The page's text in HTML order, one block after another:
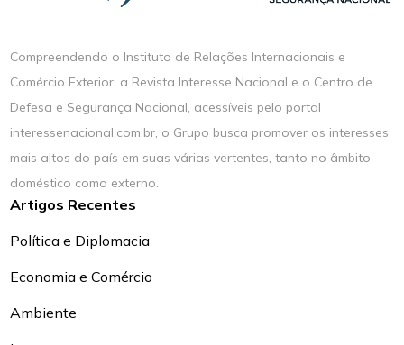
Compreendendo o Instituto de Relações Internacionais e
Comércio Exterior, a Revista Interesse Nacional e o Centro de
Defesa e Segurança Nacional, acessíveis pelo portal
interessenacional.com.br, o Grupo busca promover os interesses
mais altos do país em suas várias vertentes, tanto no âmbito
doméstico como externo.
Artigos Recentes
Política e Diplomacia
Economia e Comércio
Ambiente